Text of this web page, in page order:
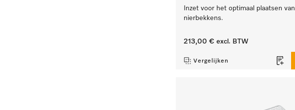
Inzet voor het optimaal plaatsen van
nierbekkens.
213,00 € excl. BTW
Vergelijken